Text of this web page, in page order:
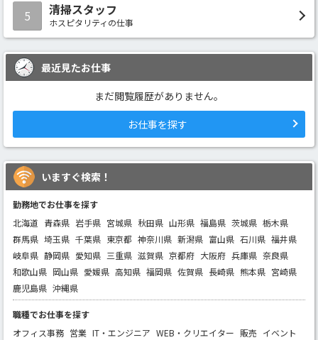
5 清掃スタッフ
ホスピタリティの仕事
最近見たお仕事
まだ閲覧履歴がありません。
お仕事を探す
いますぐ検索！
勤務地でお仕事を探す
北海道 青森県 岩手県 宮城県 秋田県 山形県 福島県 茨城県 栃木県
群馬県 埼玉県 千葉県 東京都 神奈川県 新潟県 富山県 石川県 福井県
岐阜県 静岡県 愛知県 三重県 滋賀県 京都府 大阪府 兵庫県 奈良県
和歌山県 岡山県 愛媛県 高知県 福岡県 佐賀県 長崎県 熊本県 宮崎県
鹿児島県 沖縄県
職種でお仕事を探す
オフィス事務 営業 IT・エンジニア WEB・クリエイター 販売 イベント